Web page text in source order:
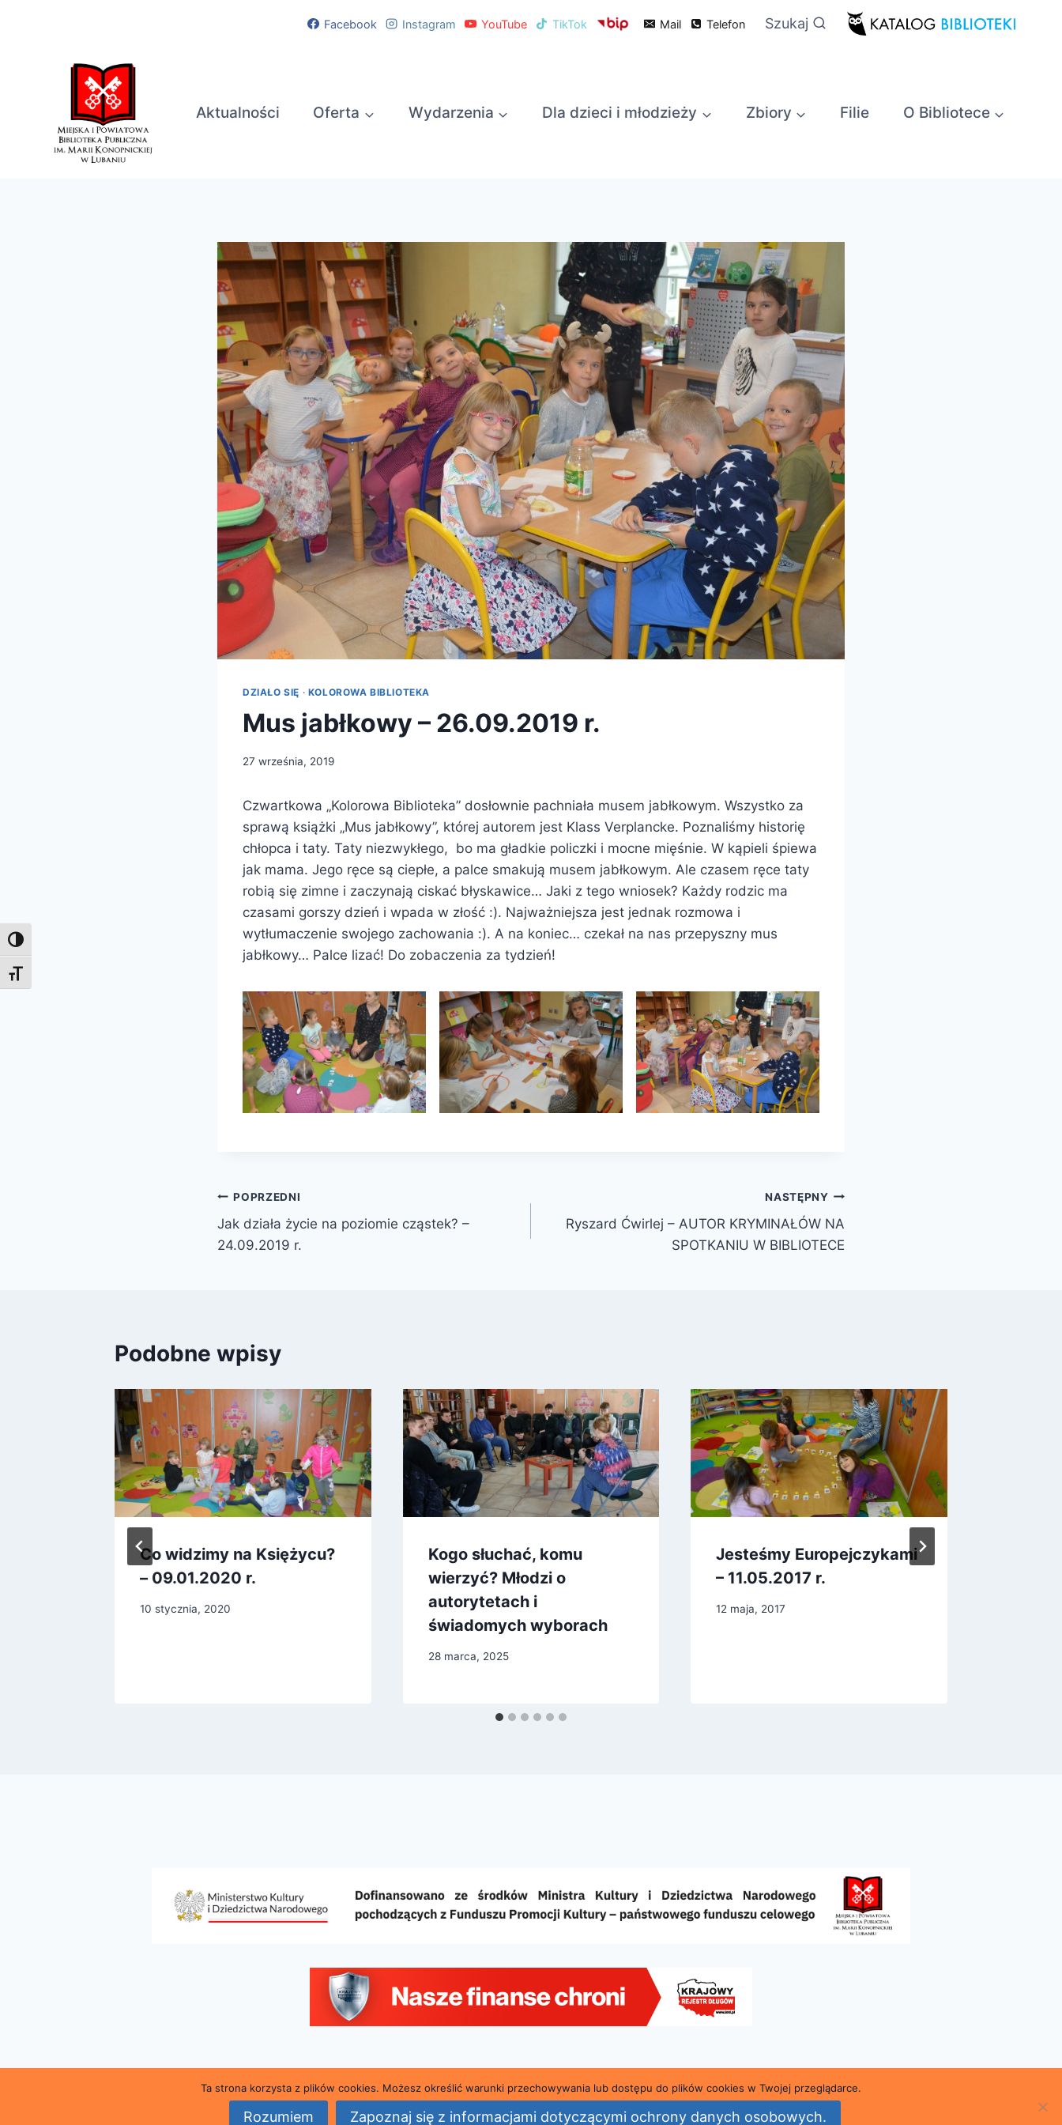
Toggle High Contrast
Toggle Font size
Facebook Instagram YouTube TikTok Mail Telefon Szukaj
Aktualności Oferta Wydarzenia Dla dzieci i młodzieży Zbiory Filie O Bibliotece
DZIAŁO SIĘ · KOLOROWA BIBLIOTEKA
Mus jabłkowy – 26.09.2019 r.
27 września, 2019
Czwartkowa „Kolorowa Biblioteka” dosłownie pachniała musem jabłkowym. Wszystko za
sprawą książki „Mus jabłkowy”, której autorem jest Klass Verplancke. Poznaliśmy historię
chłopca i taty. Taty niezwykłego, bo ma gładkie policzki i mocne mięśnie. W kąpieli śpiewa
jak mama. Jego ręce są ciepłe, a palce smakują musem jabłkowym. Ale czasem ręce taty
robią się zimne i zaczynają ciskać błyskawice… Jaki z tego wniosek? Każdy rodzic ma
czasami gorszy dzień i wpada w złość :). Najważniejsza jest jednak rozmowa i
wytłumaczenie swojego zachowania :). A na koniec… czekał na nas przepyszny mus
jabłkowy… Palce lizać! Do zobaczenia za tydzień!
Nawigacja
wpisu
POPRZEDNI
Jak działa życie na poziomie cząstek? –
24.09.2019 r.
NASTĘPNY
Ryszard Ćwirlej – AUTOR KRYMINAŁÓW NA
SPOTKANIU W BIBLIOTECE
Podobne wpisy
Co widzimy na Księżycu?
– 09.01.2020 r.
10 stycznia, 2020
Kogo słuchać, komu
wierzyć? Młodzi o
autorytetach i
świadomych wyborach
28 marca, 2025
Jesteśmy Europejczykami
– 11.05.2017 r.
12 maja, 2017
© 2026 Miejska i Powiatowa Biblioteka Publiczna im. Marii Konopnickiej w Lubaniu
Ta strona korzysta z plików cookies. Możesz określić warunki przechowywania lub dostępu do plików cookies w Twojej przeglądarce.
Rozumiem Zapoznaj się z informacjami dotyczącymi ochrony danych osobowych.